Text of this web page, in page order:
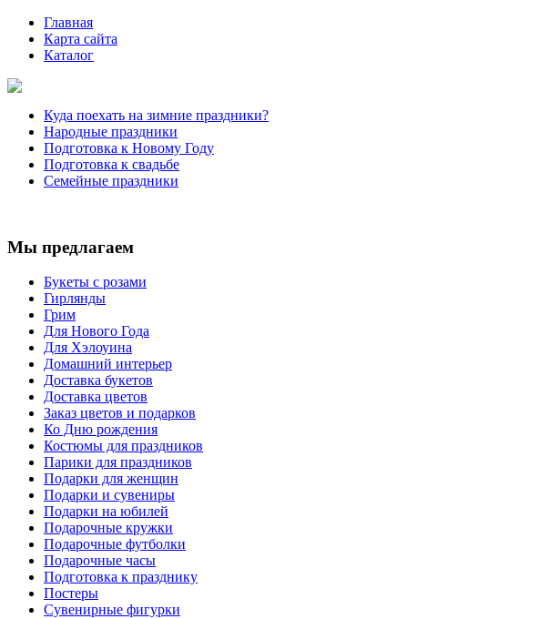
Главная
Карта сайта
Каталог
Куда поехать на зимние праздники?
Народные праздники
Подготовка к Новому Году
Подготовка к свадьбе
Семейные праздники
Мы предлагаем
Букеты с розами
Гирлянды
Грим
Для Нового Года
Для Хэлоуина
Домашний интерьер
Доставка букетов
Доставка цветов
Заказ цветов и подарков
Ко Дню рождения
Костюмы для праздников
Парики для праздников
Подарки для женщин
Подарки и сувениры
Подарки на юбилей
Подарочные кружки
Подарочные футболки
Подарочные часы
Подготовка к празднику
Постеры
Сувенирные фигурки